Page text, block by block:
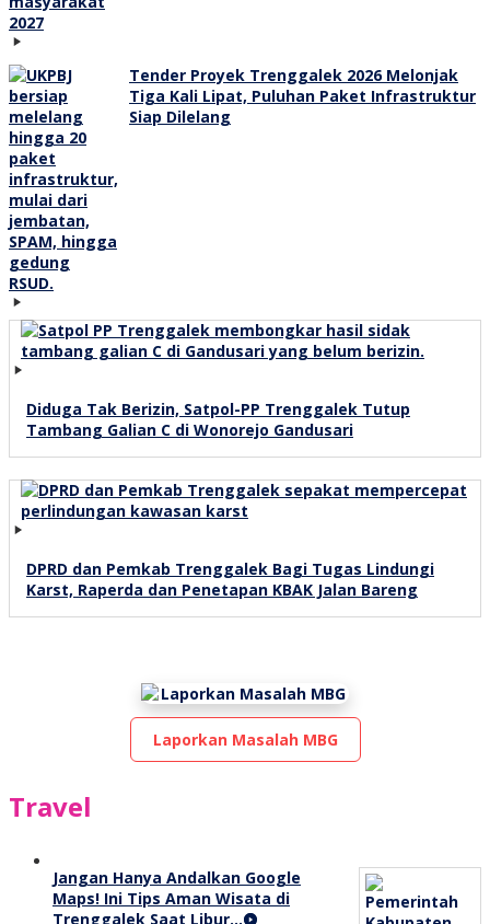
Tender Proyek Trenggalek 2026 Melonjak
Tiga Kali Lipat, Puluhan Paket Infrastruktur
Siap Dilelang
Diduga Tak Berizin, Satpol-PP Trenggalek Tutup
Tambang Galian C di Wonorejo Gandusari
DPRD dan Pemkab Trenggalek Bagi Tugas Lindungi
Karst, Raperda dan Penetapan KBAK Jalan Bareng
Laporkan Masalah MBG
Travel
Jangan Hanya Andalkan Google
Maps! Ini Tips Aman Wisata di
Trenggalek Saat Libur…